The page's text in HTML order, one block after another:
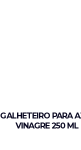
GALHETEIRO PARA
VINAGRE 250 ML